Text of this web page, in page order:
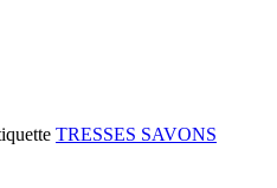
TRESSES SAVONS